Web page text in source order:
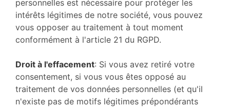
personnelles est nécessaire pour protéger les
intérêts légitimes de notre société, vous pouvez
vous opposer au traitement à tout moment
conformément à l'article 21 du RGPD.
Droit à l'effacement: Si vous avez retiré votre
consentement, si vous vous êtes opposé au
traitement de vos données personnelles (et qu'il
n'existe pas de motifs légitimes prépondérants